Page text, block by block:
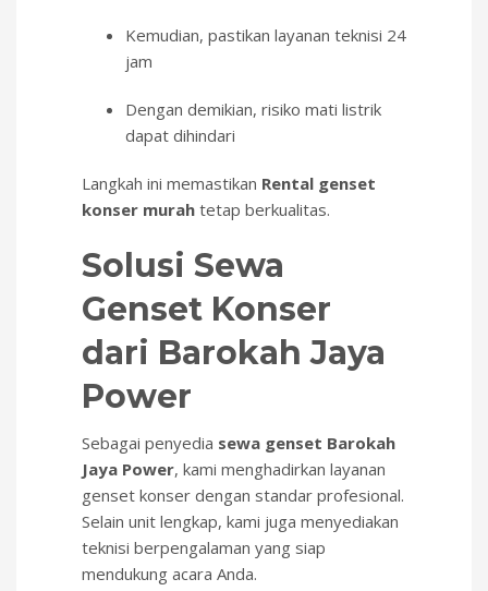
Kemudian, pastikan layanan teknisi 24
jam
Dengan demikian, risiko mati listrik
dapat dihindari
Langkah ini memastikan Rental genset
konser murah tetap berkualitas.
Solusi Sewa
Genset Konser
dari Barokah Jaya
Power
Sebagai penyedia sewa genset Barokah
Jaya Power, kami menghadirkan layanan
genset konser dengan standar profesional.
Selain unit lengkap, kami juga menyediakan
teknisi berpengalaman yang siap
mendukung acara Anda.